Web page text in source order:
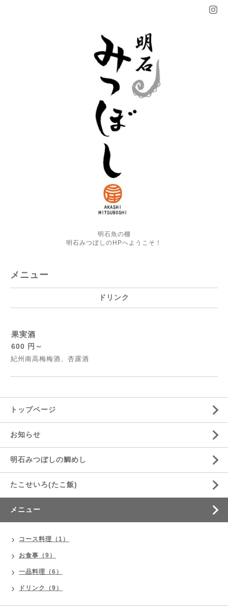
明石魚の棚
明石みつぼしのHPへようこそ！
メニュー
ドリンク
果実酒
600 円～
紀州南高梅梅酒、杏露酒
トップページ
お知らせ
明石みつぼしの鯛めし
たこせいろ(たこ飯)
メニュー
コース料理（1）
お食事（9）
一品料理（6）
ドリンク（9）